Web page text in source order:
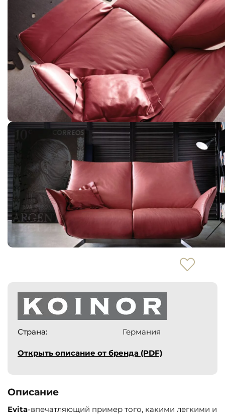
Страна: Германия
Открыть описание от бренда (PDF)
Описание
Evita-впечатляющий пример того, какими легкими и